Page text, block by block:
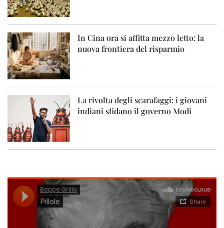
In Cina ora si affitta mezzo letto: la
nuova frontiera del risparmio
La rivolta degli scarafaggi: i giovani
indiani sfidano il governo Modi